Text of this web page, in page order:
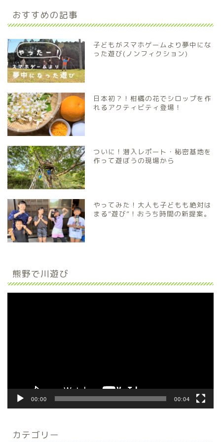
おすすめの記事
子どもがスマホゲームより夢中にな
った遊び(ノンフィクション)
日本初？！柑橘の花でシロップを作
れるアクティビティ登場！
ついに！潜入レポート・秘密基地を
作って遊ぼうの現場から
やってみた！大人も子どもも絶対は
まる”遊び”！おうち時間の新提案。
熊野で川遊び
00:00 00:04
カテゴリー